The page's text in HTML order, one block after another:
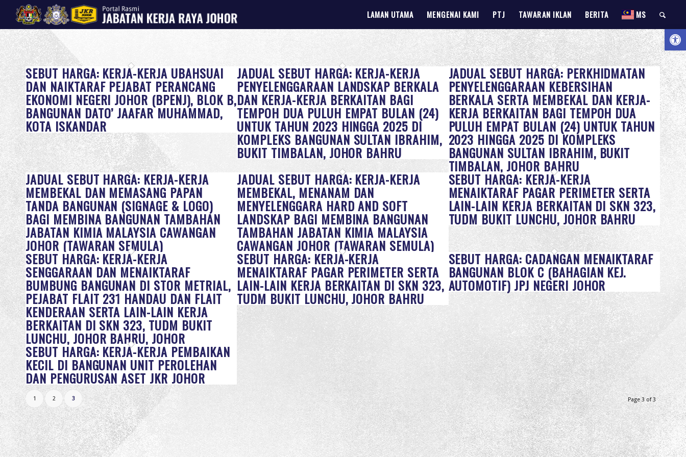
LAMAN UTAMA MENGENAI KAMI PTJ TAWARAN IKLAN BERITA MS
SEBUT HARGA: KERJA-KERJA UBAHSUAI
DAN NAIKTARAF PEJABAT PERANCANG
EKONOMI NEGERI JOHOR (BPENJ), BLOK B,
BANGUNAN DATO’ JAAFAR MUHAMMAD,
KOTA ISKANDAR
JADUAL SEBUT HARGA: KERJA-KERJA
PENYELENGGARAAN LANDSKAP BERKALA
DAN KERJA-KERJA BERKAITAN BAGI
TEMPOH DUA PULUH EMPAT BULAN (24)
UNTUK TAHUN 2023 HINGGA 2025 DI
KOMPLEKS BANGUNAN SULTAN IBRAHIM,
BUKIT TIMBALAN, JOHOR BAHRU
JADUAL SEBUT HARGA: PERKHIDMATAN
PENYELENGGARAAN KEBERSIHAN
BERKALA SERTA MEMBEKAL DAN KERJA-
KERJA BERKAITAN BAGI TEMPOH DUA
PULUH EMPAT BULAN (24) UNTUK TAHUN
2023 HINGGA 2025 DI KOMPLEKS
BANGUNAN SULTAN IBRAHIM, BUKIT
TIMBALAN, JOHOR BAHRU
JADUAL SEBUT HARGA: KERJA-KERJA
MEMBEKAL DAN MEMASANG PAPAN
TANDA BANGUNAN (SIGNAGE & LOGO)
BAGI MEMBINA BANGUNAN TAMBAHAN
JABATAN KIMIA MALAYSIA CAWANGAN
JOHOR (TAWARAN SEMULA)
JADUAL SEBUT HARGA: KERJA-KERJA
MEMBEKAL, MENANAM DAN
MENYELENGGARA HARD AND SOFT
LANDSKAP BAGI MEMBINA BANGUNAN
TAMBAHAN JABATAN KIMIA MALAYSIA
CAWANGAN JOHOR (TAWARAN SEMULA)
SEBUT HARGA: KERJA-KERJA
MENAIKTARAF PAGAR PERIMETER SERTA
LAIN-LAIN KERJA BERKAITAN DI SKN 323,
TUDM BUKIT LUNCHU, JOHOR BAHRU
SEBUT HARGA: KERJA-KERJA
SENGGARAAN DAN MENAIKTARAF
BUMBUNG BANGUNAN DI STOR METRIAL,
PEJABAT FLAIT 231 HANDAU DAN FLAIT
KENDERAAN SERTA LAIN-LAIN KERJA
BERKAITAN DI SKN 323, TUDM BUKIT
LUNCHU, JOHOR BAHRU, JOHOR
SEBUT HARGA: KERJA-KERJA
MENAIKTARAF PAGAR PERIMETER SERTA
LAIN-LAIN KERJA BERKAITAN DI SKN 323,
TUDM BUKIT LUNCHU, JOHOR BAHRU
SEBUT HARGA: CADANGAN MENAIKTARAF
BANGUNAN BLOK C (BAHAGIAN KEJ.
AUTOMOTIF) JPJ NEGERI JOHOR
SEBUT HARGA: KERJA-KERJA PEMBAIKAN
KECIL DI BANGUNAN UNIT PEROLEHAN
DAN PENGURUSAN ASET JKR JOHOR
Page 3 of 3
1 2 3